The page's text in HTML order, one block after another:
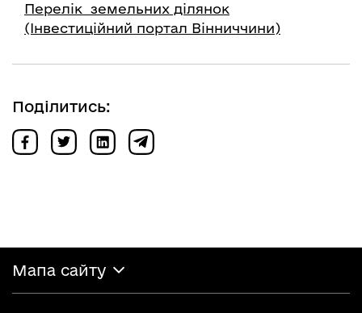
Перелік земельних ділянок
(Інвестиційний портал Вінниччини)
Поділитись:
Мапа сайту